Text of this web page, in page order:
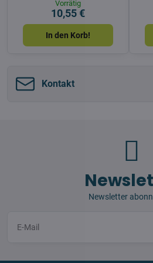
Vorrätig
10,55 €
In den Korb!
Kontakt
Newsletter